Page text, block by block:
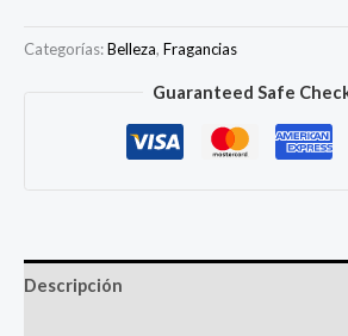
Categorías:Belleza, Fragancias
Guaranteed Safe
Descripción